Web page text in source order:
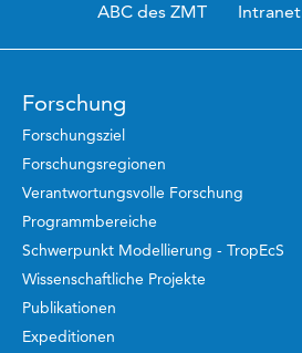
ABC des ZMT
Intranet
Forschung
Forschungsziel
Forschungsregionen
Verantwortungsvolle Forschung
Programmbereiche
Schwerpunkt Modellierung - TropEcS
Wissenschaftliche Projekte
Publikationen
Expeditionen